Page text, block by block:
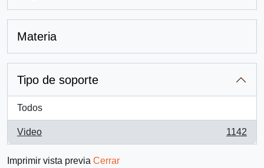
Materia
Tipo de soporte
Todos
Video
, 1142 resultados
1142
Imprimir vista previa Cerrar